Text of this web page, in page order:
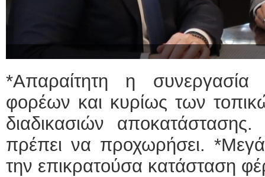
*Απαραίτητη η
φορέων και κυρίως των
διαδικασιών
πρέπει να προχωρήσει.
την επικρατούσα κατάσταση